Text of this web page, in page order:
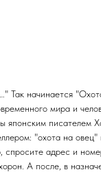
Так начинается
мира и
японским писателем
"охота на овец"
спросите адрес и
А после, в